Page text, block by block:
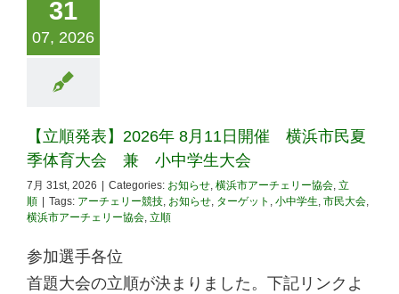
31
07, 2026
【立順発表】2026年 8月11日開催 横浜市民夏
季体育大会 兼 小中学生大会
7月 31st, 2026 Categories: お知らせ, 横浜市アーチェリー協会, 立
順
Tags: アーチェリー競技, お知らせ, ターゲット , 小中学生, 市民大会,
横浜市アーチェリー協会, 立順
参加選手各位
首題大会の立順が決まりました。下記リンクよ